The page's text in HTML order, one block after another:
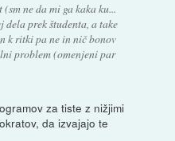
ne da mi ga kaka ku...
prek študenta, a take
k ritki pa ne in nič bonov
problem (omenjeni par
za tiste z nižjimi
da izvajajo te